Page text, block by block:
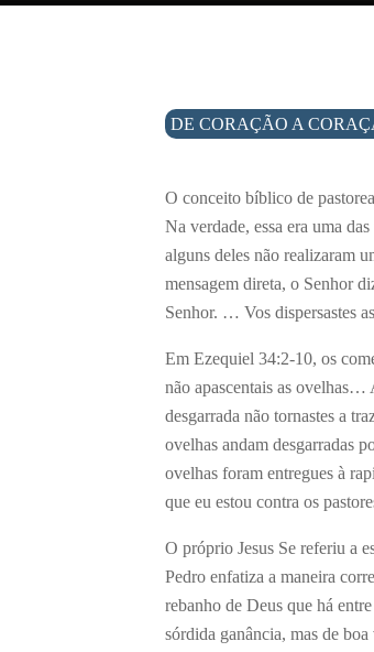
DE CORAÇÃO A
O conceito bíblico de
Na verdade, essa era uma
alguns deles não realizaram
mensagem direta, o Senhor
Senhor. … Vos dispersastes
Em Ezequiel 34:2-10, os
não apascentais as ovelhas…
desgarrada não tornastes a
ovelhas andam desgarradas
ovelhas foram entregues à
que eu estou contra os
O próprio Jesus Se referiu a
Pedro enfatiza a maneira
rebanho de Deus que há
sórdida ganância, mas de